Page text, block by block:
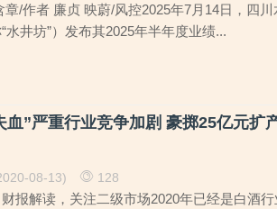
章/作者 廉贞 映蔚/风控2025年7月14日，四川
井坊”）发布其2025年半年度业绩...
血”严重行业竞争加剧 豪掷25亿元扩
08-13) 128
报解读，关注二级市场2020年已经是白酒